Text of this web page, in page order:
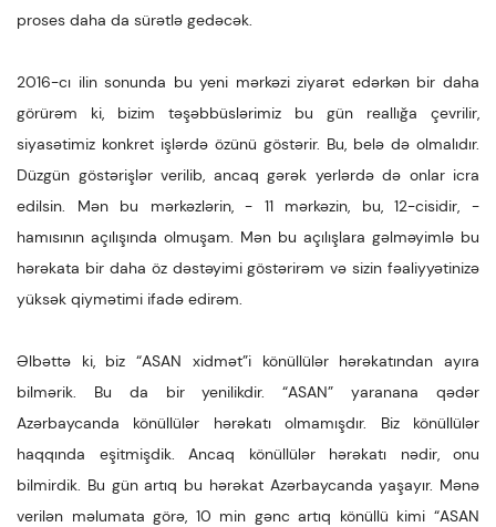
proses daha da sürətlə gedəcək.
2016-cı ilin sonunda bu yeni mərkəzi ziyarət edərkən bir daha
görürəm ki, bizim təşəbbüslərimiz bu gün reallığa çevrilir,
siyasətimiz konkret işlərdə özünü göstərir. Bu, belə də olmalıdır.
Düzgün göstərişlər verilib, ancaq gərək yerlərdə də onlar icra
edilsin. Mən bu mərkəzlərin, - 11 mərkəzin, bu, 12-cisidir, -
hamısının açılışında olmuşam. Mən bu açılışlara gəlməyimlə bu
hərəkata bir daha öz dəstəyimi göstərirəm və sizin fəaliyyətinizə
yüksək qiymətimi ifadə edirəm.
Əlbəttə ki, biz “ASAN xidmət”i könüllülər hərəkatından ayıra
bilmərik. Bu da bir yenilikdir. “ASAN” yaranana qədər
Azərbaycanda könüllülər hərəkatı olmamışdır. Biz könüllülər
haqqında eşitmişdik. Ancaq könüllülər hərəkatı nədir, onu
bilmirdik. Bu gün artıq bu hərəkat Azərbaycanda yaşayır. Mənə
verilən məlumata görə, 10 min gənc artıq könüllü kimi “ASAN